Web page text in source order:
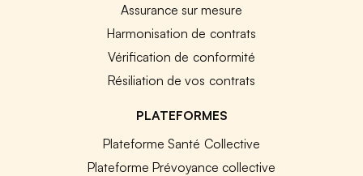
Assurance sur mesure
Harmonisation de contrats
Vérification de conformité
Résiliation de vos contrats
PLATEFORMES
Plateforme Santé Collective
Plateforme Prévoyance collective